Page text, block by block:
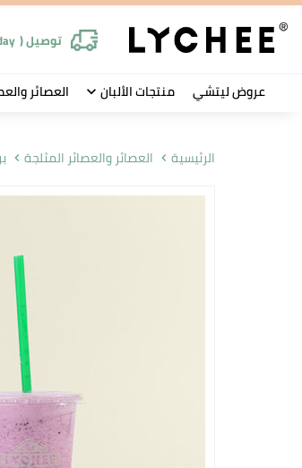
توصيل (
عروض ليتشي منتجات الألبان العصائر
الرئيسية العصائر والعصائر المثلجة